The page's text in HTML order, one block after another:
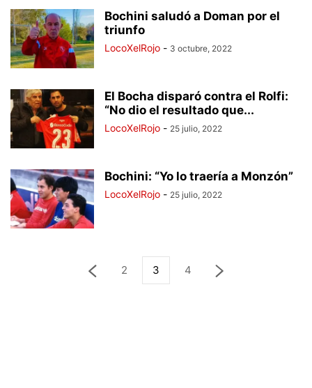
Bochini saludó a Doman por el
triunfo
LocoXelRojo - 3 octubre, 2022
El Bocha disparó contra el Rolfi:
“No dio el resultado que...
LocoXelRojo - 25 julio, 2022
Bochini: “Yo lo traería a Monzón”
LocoXelRojo - 25 julio, 2022
2 3 4